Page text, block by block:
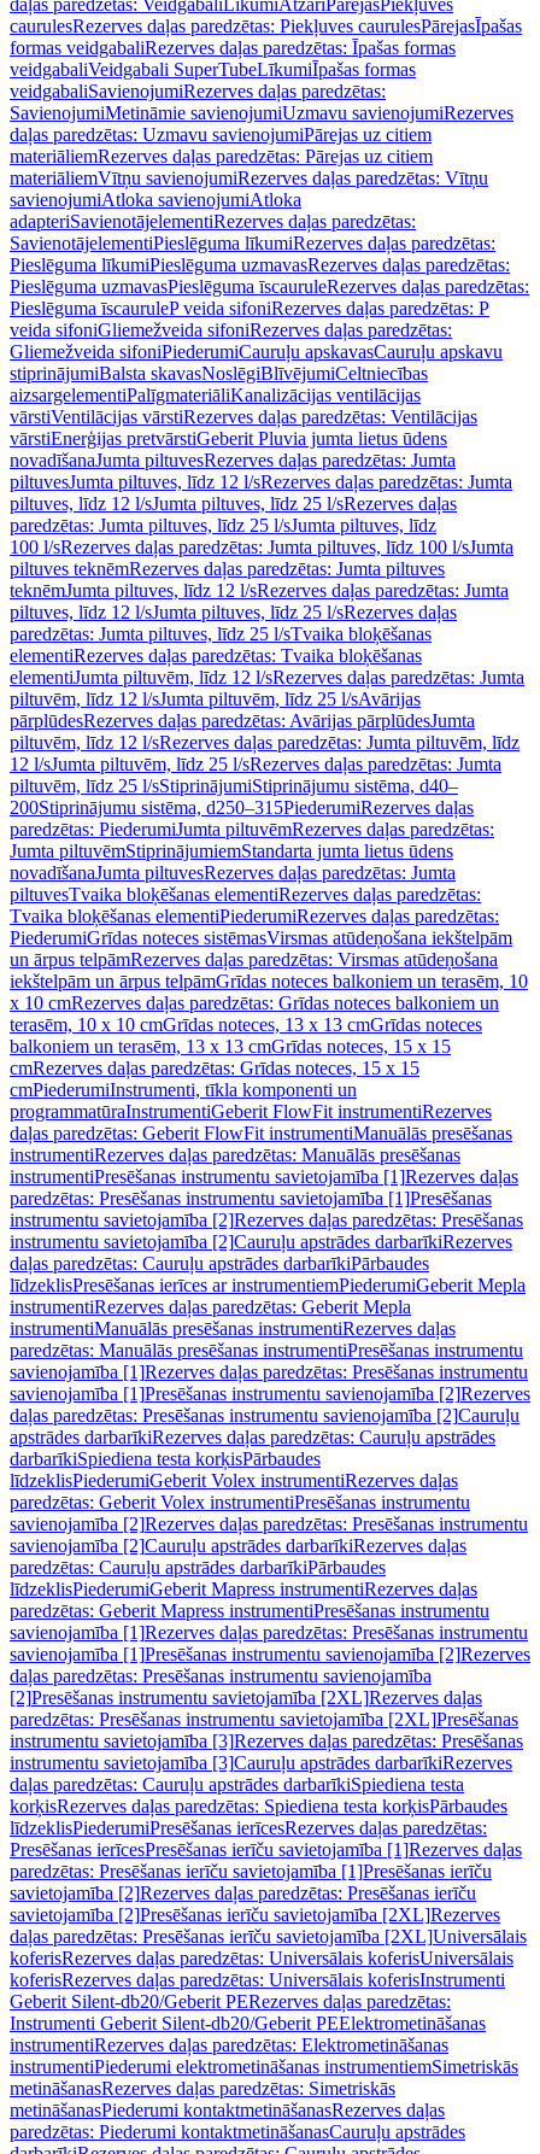
daļas paredzētas: Veidgabali LīkumiAtzari PārejasPiekļuves
caurulesRezerves daļas paredzētas: Piekļuves caurulesPārejasĪpašas
formas veidgabaliRezerves daļas paredzētas: Īpašas formas
veidgabaliVeidgabali SuperTubeLīkumiĪpašas formas
veidgabaliSavienojumiRezerves daļas paredzētas:
SavienojumiMetināmie savienojumiUzmavu savienojumiRezerves
daļas paredzētas: Uzmavu savienojumiPārejas uz citiem
materiāliemRezerves daļas paredzētas: Pārejas uz citiem
materiāliemVītņu savienojumiRezerves daļas paredzētas: Vītņu
savienojumiAtloka savienojumiAtloka
adapteriSavienotājelementiRezerves daļas paredzētas:
SavienotājelementiPieslēguma līkumiRezerves daļas paredzētas:
Pieslēguma līkumiPieslēguma uzmavasRezerves daļas paredzētas:
Pieslēguma uzmavasPieslēguma īscauruleRezerves daļas paredzētas:
Pieslēguma īscauruleP veida sifoniRezerves daļas paredzētas: P
veida sifoniGliemežveida sifoniRezerves daļas paredzētas:
Gliemežveida sifoniPiederumiCauruļu apskavasCauruļu apskavu
stiprinājumiBalsta skavasNoslēgiBlīvējumiCeltniecības
aizsargelementiPalīgmateriāliKanalizācijas ventilācijas
vārstiVentilācijas vārstiRezerves daļas paredzētas: Ventilācijas
vārstiEnerģijas pretvārstiGeberit Pluvia jumta lietus ūdens
novadīšanaJumta piltuvesRezerves daļas paredzētas: Jumta
piltuvesJumta piltuves, līdz 12 l/sRezerves daļas paredzētas: Jumta
piltuves, līdz 12 l/sJumta piltuves, līdz 25 l/sRezerves daļas
paredzētas: Jumta piltuves, līdz 25 l/sJumta piltuves, līdz
100 l/sRezerves daļas paredzētas: Jumta piltuves, līdz 100 l/sJumta
piltuves teknēmRezerves daļas paredzētas: Jumta piltuves
teknēmJumta piltuves, līdz 12 l/sRezerves daļas paredzētas: Jumta
piltuves, līdz 12 l/sJumta piltuves, līdz 25 l/sRezerves daļas
paredzētas: Jumta piltuves, līdz 25 l/sTvaika bloķēšanas
elementiRezerves daļas paredzētas: Tvaika bloķēšanas
elementiJumta piltuvēm, līdz 12 l/sRezerves daļas paredzētas: Jumta
piltuvēm, līdz 12 l/sJumta piltuvēm, līdz 25 l/sAvārijas
pārplūdesRezerves daļas paredzētas: Avārijas pārplūdesJumta
piltuvēm, līdz 12 l/sRezerves daļas paredzētas: Jumta piltuvēm, līdz
12 l/sJumta piltuvēm, līdz 25 l/sRezerves daļas paredzētas: Jumta
piltuvēm, līdz 25 l/sStiprinājumiStiprinājumu sistēma, d40–
200Stiprinājumu sistēma, d250–315PiederumiRezerves daļas
paredzētas: PiederumiJumta piltuvēmRezerves daļas paredzētas:
Jumta piltuvēmStiprinājumiemStandarta jumta lietus ūdens
novadīšanaJumta piltuvesRezerves daļas paredzētas: Jumta
piltuvesTvaika bloķēšanas elementiRezerves daļas paredzētas:
Tvaika bloķēšanas elementiPiederumiRezerves daļas paredzētas:
PiederumiGrīdas noteces sistēmasVirsmas atūdeņošana iekštelpām
un ārpus telpāmRezerves daļas paredzētas: Virsmas atūdeņošana
iekštelpām un ārpus telpāmGrīdas noteces balkoniem un terasēm, 10
x 10 cmRezerves daļas paredzētas: Grīdas noteces balkoniem un
terasēm, 10 x 10 cmGrīdas noteces, 13 x 13 cmGrīdas noteces
balkoniem un terasēm, 13 x 13 cmGrīdas noteces, 15 x 15
cmRezerves daļas paredzētas: Grīdas noteces, 15 x 15
cmPiederumiInstrumenti, tīkla komponenti un
programmatūraInstrumentiGeberit FlowFit instrumentiRezerves
daļas paredzētas: Geberit FlowFit instrumentiManuālās presēšanas
instrumentiRezerves daļas paredzētas: Manuālās presēšanas
instrumentiPresēšanas instrumentu savietojamība [1]Rezerves daļas
paredzētas: Presēšanas instrumentu savietojamība [1]Presēšanas
instrumentu savietojamība [2]Rezerves daļas paredzētas: Presēšanas
instrumentu savietojamība [2]Cauruļu apstrādes darbarīkiRezerves
daļas paredzētas: Cauruļu apstrādes darbarīkiPārbaudes
līdzeklisPresēšanas ierīces ar instrumentiemPiederumiGeberit Mepla
instrumentiRezerves daļas paredzētas: Geberit Mepla
instrumentiManuālās presēšanas instrumentiRezerves daļas
paredzētas: Manuālās presēšanas instrumentiPresēšanas instrumentu
savienojamība [1]Rezerves daļas paredzētas: Presēšanas instrumentu
savienojamība [1]Presēšanas instrumentu savienojamība [2]Rezerves
daļas paredzētas: Presēšanas instrumentu savienojamība [2]Cauruļu
apstrādes darbarīkiRezerves daļas paredzētas: Cauruļu apstrādes
darbarīkiSpiediena testa korķisPārbaudes
līdzeklisPiederumiGeberit Volex instrumentiRezerves daļas
paredzētas: Geberit Volex instrumentiPresēšanas instrumentu
savienojamība [2]Rezerves daļas paredzētas: Presēšanas instrumentu
savienojamība [2]Cauruļu apstrādes darbarīkiRezerves daļas
paredzētas: Cauruļu apstrādes darbarīkiPārbaudes
līdzeklisPiederumiGeberit Mapress instrumentiRezerves daļas
paredzētas: Geberit Mapress instrumentiPresēšanas instrumentu
savienojamība [1]Rezerves daļas paredzētas: Presēšanas instrumentu
savienojamība [1]Presēšanas instrumentu savienojamība [2]Rezerves
daļas paredzētas: Presēšanas instrumentu savienojamība
[2]Presēšanas instrumentu savietojamība [2XL]Rezerves daļas
paredzētas: Presēšanas instrumentu savietojamība [2XL]Presēšanas
instrumentu savietojamība [3]Rezerves daļas paredzētas: Presēšanas
instrumentu savietojamība [3]Cauruļu apstrādes darbarīkiRezerves
daļas paredzētas: Cauruļu apstrādes darbarīkiSpiediena testa
korķisRezerves daļas paredzētas: Spiediena testa korķisPārbaudes
līdzeklisPiederumiPresēšanas ierīcesRezerves daļas paredzētas:
Presēšanas ierīcesPresēšanas ierīču savietojamība [1]Rezerves daļas
paredzētas: Presēšanas ierīču savietojamība [1]Presēšanas ierīču
savietojamība [2]Rezerves daļas paredzētas: Presēšanas ierīču
savietojamība [2]Presēšanas ierīču savietojamība [2XL]Rezerves
daļas paredzētas: Presēšanas ierīču savietojamība [2XL]Universālais
koferisRezerves daļas paredzētas: Universālais koferisUniversālais
koferisRezerves daļas paredzētas: Universālais koferisInstrumenti
Geberit Silent-db20/Geberit PERezerves daļas paredzētas:
Instrumenti Geberit Silent-db20/Geberit PEElektrometināšanas
instrumentiRezerves daļas paredzētas: Elektrometināšanas
instrumentiPiederumi elektrometināšanas instrumentiemSimetriskās
metināšanasRezerves daļas paredzētas: Simetriskās
metināšanasPiederumi kontaktmetināšanasRezerves daļas
paredzētas: Piederumi kontaktmetināšanasCauruļu apstrādes